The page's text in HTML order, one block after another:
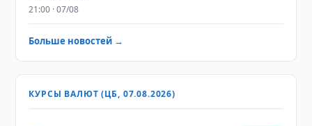
21:00 · 07/08
Больше новостей →
КУРСЫ ВАЛЮТ (ЦБ, 07.08.2026)